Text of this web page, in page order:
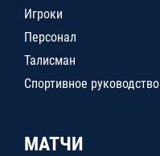
Игроки
Персонал
Талисман
Спортивное руководство
МАТЧИ